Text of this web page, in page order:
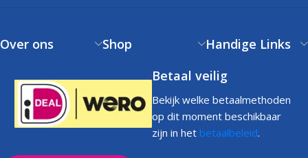
Over ons Shop
Handige Links
Betaal veilig
Bekijk welke betaalmethoden
op dit moment beschikbaar
zijn in het betaalbeleid.